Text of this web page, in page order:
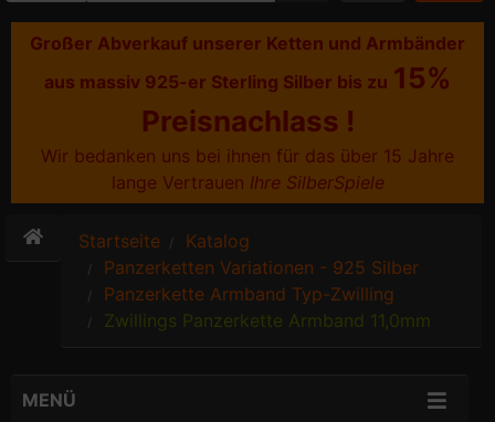
Großer Abverkauf unserer Ketten und Armbänder
aus massiv 925-er Sterling Silber bis zu 15%
Preisnachlass !
Wir bedanken uns bei ihnen für das über 15 Jahre
lange Vertrauen Ihre SilberSpiele
Startseite
Katalog
Panzerketten Variationen - 925 Silber
Panzerkette Armband Typ-Zwilling
Zwillings Panzerkette Armband 11,0mm
MENÜ